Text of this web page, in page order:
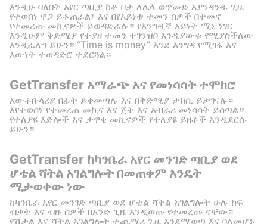
እንዲሁ ባለበት አየር ጣቢያ ከቶ ቦታ ለሌላ ወጥመድ እያንዳንዱ ጊዜ
የተወሰነ ዋጋ ይቆጠራል፣ እና በየአይነቱ ተመን ሰዎች በተመኖ
የተመረጡ መኪናዎች ይወዳድራሉ። የእንግዲኛ አይነት ሚኒ ነገር
እንዲሁም ቅድሚያ የተያዘ ተመን ተገንዝቦ እንዲያውቁ የሚያስችለው
እንዲፈለግ ይሁን። “Time is money” እንደ እንግዳ የሚገፋ እና
እውነት ተወዳድሮ ተደርጓል።
GetTransfer አማራጭ እና የመነሳሳት ተሞክሮ
አውቶቡላሪያ በፊት ይቀመጣሉ እና በቅድሚያ ታክሲ ይታገናሉ።
እየተወሰነ የተመረጠ መኪና እና ጀት እና አብራሪ መነሳሳት ይሰጣል።
የተለያዩ እድሎች እና ታዋቂ መኪናዎች የተለያዩ ይዘቶች እንዲደርሱ
ይሁን።
GetTransfer ከካንቤራ አየር መንገድ ጣቢያ ወደ
ሆቴል ሻትል አገልግሎት በመጠቀም እንዴት
ሚታወቀው ነው
ከካንቤራ አየር መንገድ ጣቢያ ወደ ሆቴል ሻትል አገልግሎት ሁሉ ከፍ
ብቃት እና ብዙ ሰዎች በአንድ ጊዜ እንዲወጡ የተመረጡ ናቸው።
የሽታል እና ሻትል አገልግሎት ተጨማሪ ጊዜ እንደሚወጣ እና ባለመሆኑ